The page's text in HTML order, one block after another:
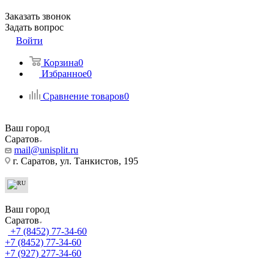
Заказать звонок
Задать вопрос
Войти
Корзина0
Избранное0
Сравнение товаров0
Ваш город
Саратов
mail@unisplit.ru
г. Саратов, ул. Танкистов, 195
Ваш город
Саратов
+7 (8452) 77-34-60
+7 (8452) 77-34-60
+7 (927) 277-34-60